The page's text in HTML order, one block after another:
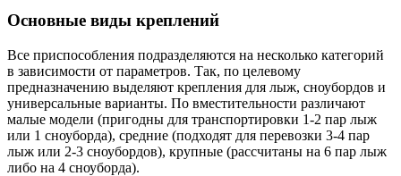
Основные виды креплений
Все приспособления подразделяются на несколько категорий
в зависимости от параметров. Так, по целевому
предназначению выделяют крепления для лыж, сноубордов и
универсальные варианты. По вместительности различают
малые модели (пригодны для транспортировки 1-2 пар лыж
или 1 сноуборда), средние (подходят для перевозки 3-4 пар
лыж или 2-3 сноубордов), крупные (рассчитаны на 6 пар лыж
либо на 4 сноуборда).